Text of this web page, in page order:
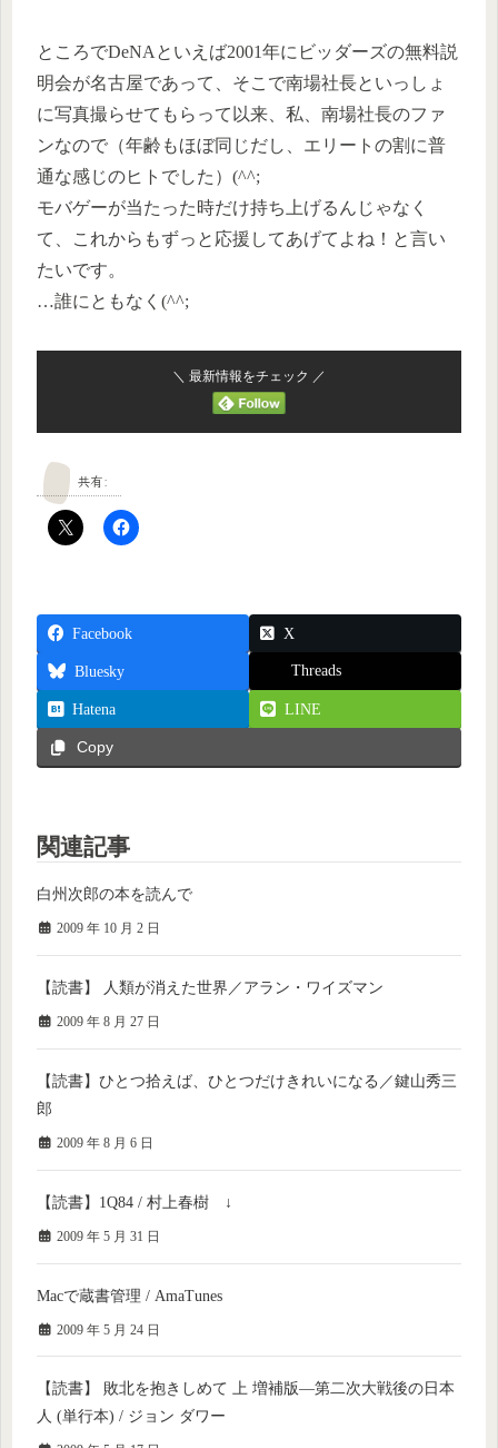
ところでDeNAといえば2001年にビッダーズの無料説
明会が名古屋であって、そこで南場社長といっしょ
に写真撮らせてもらって以来、私、南場社長のファ
ンなので（年齢もほぼ同じだし、エリートの割に普
通な感じのヒトでした）(^^;
モバゲーが当たった時だけ持ち上げるんじゃなく
て、これからもずっと応援してあげてよね！と言い
たいです。
…誰にともなく(^^;
＼ 最新情報をチェック ／
共有:
Facebook X
Bluesky Threads
Hatena LINE
Copy
関連記事
白州次郎の本を読んで
2009 年 10 月 2 日
【読書】 人類が消えた世界／アラン・ワイズマン
2009 年 8 月 27 日
【読書】ひとつ拾えば、ひとつだけきれいになる／鍵山秀三
郎
2009 年 8 月 6 日
【読書】1Q84 / 村上春樹 ↓
2009 年 5 月 31 日
Macで蔵書管理 / AmaTunes
2009 年 5 月 24 日
【読書】 敗北を抱きしめて 上 増補版—第二次大戦後の日本
人 (単行本) / ジョン ダワー